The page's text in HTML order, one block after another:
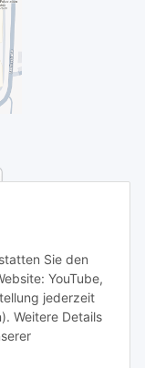
Sie den
YouTube,
jederzeit
Weitere Details